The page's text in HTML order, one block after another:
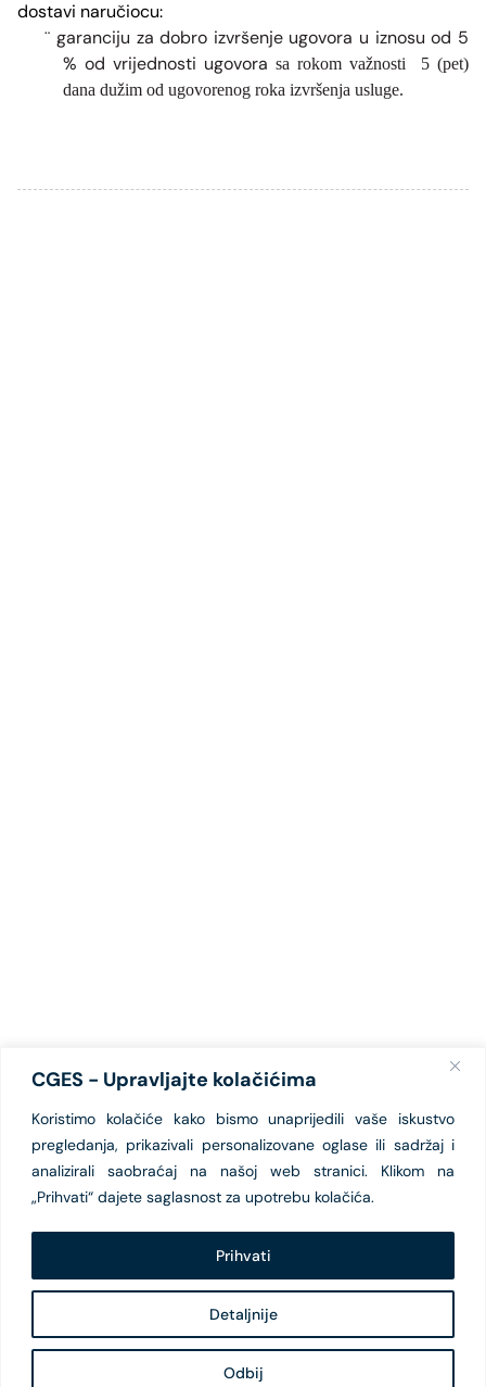
CGES - Upravljajte kolačićima
Koristimo kolačiće kako bismo unaprijedili vaše iskustvo
pregledanja, prikazivali personalizovane oglase ili sadržaj i
analizirali saobraćaj na našoj web stranici. Klikom na
„Prihvati“ dajete saglasnost za upotrebu kolačića.
Detaljnije
Odbij
Prihvati
dostavi naručiocu:
¨ garanciju za dobro izvršenje ugovora u iznosu od 5
% od vrijednosti ugovora sa rokom važnosti 5 (pet)
dana dužim od ugovorenog roka izvršenja usluge.